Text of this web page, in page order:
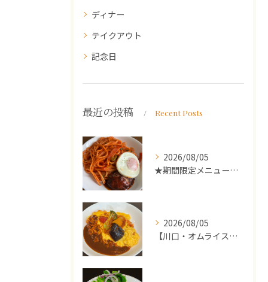
ディナー
テイクアウト
記念日
最近の投稿 Recent Posts
2026/08/05
★期間限定メニューのご案内★
2026/08/05
【川口・オムライス】ランチ・ディナーにおススメの週替わりメニ...